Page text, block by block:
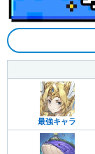
最強キャラ